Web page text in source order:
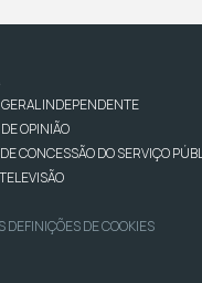
INDEPENDENTE
OPINIÃO
CONCESSÃO DO SERVIÇO
DEFINIÇÕES DE COOKIES